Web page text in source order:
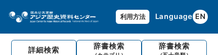
利用方法 Language EN
詳細検索 辞書検索 辞書検索